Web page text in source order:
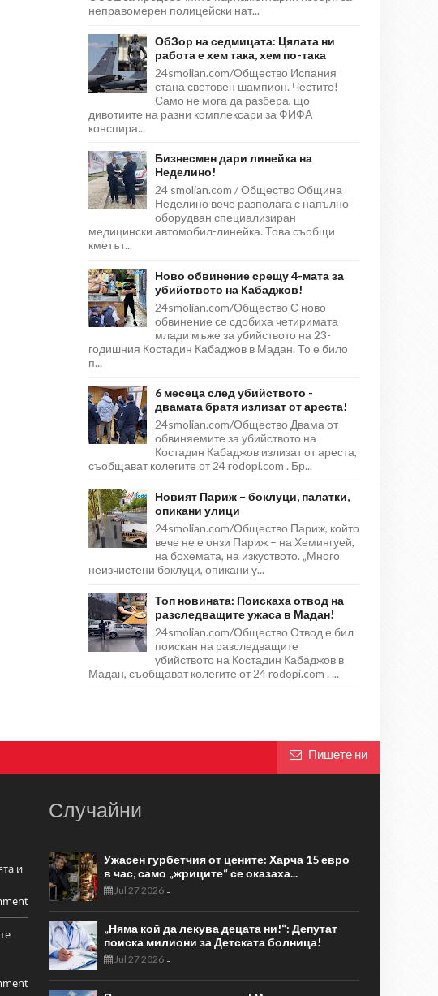
неправомерен полицейски нат...
ОбЗор на седмицата: Цялата ни
работа е хем така, хем по-така
24smolian.com/Общество Испания
стана световен шампион. Честито!
Само не мога да разбера, що
дивотиите на разни комплексари за ФИФА
конспира...
Бизнесмен дари линейка на
Неделино!
24 smolian.com / Общество Община
Неделино вече разполага с напълно
оборудван специализиран
медицински автомобил-линейка. Това съобщи
кметът...
Ново обвинение срещу 4-мата за
убийството на Кабаджов!
24smolian.com/Общество С ново
обвинение се сдобиха четиримата
млади мъже за убийството на 23-
годишния Костадин Кабаджов в Мадан. То е било
п...
6 месеца след убийството -
двамата братя излизат от ареста!
24smolian.com/Общество Двама от
обвиняемите за убийството на
Костадин Кабаджов излизат от ареста,
съобщават колегите от 24 rodopi.com . Бр...
Новият Париж – боклуци, палатки,
опикани улици
24smolian.com/Общество Париж, който
вече не е онзи Париж – на Хемингуей,
на бохемата, на изкуството. „Много
неизчистени боклуци, опикани у...
Топ новината: Поискаха отвод на
разследващите ужаса в Мадан!
24smolian.com/Общество Отвод е бил
поискан на разследващите
убийството на Костадин Кабаджов в
Мадан, съобщават колегите от 24 rodopi.com . ...
Пишете ни
и
Случайни
Ужасен гурбетчия от цените: Харча 15 евро
в час, само „жриците“ се оказаха...
Jul 27 2026-
„Няма кой да лекува децата ни!“: Депутат
поиска милиони за Детската болница!
Jul 27 2026-